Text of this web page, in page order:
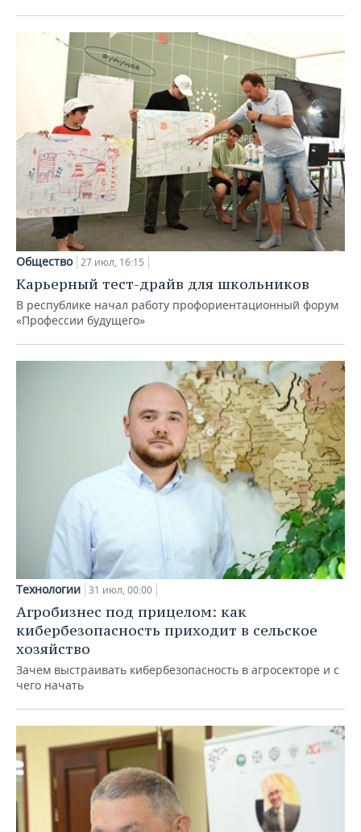
Общество 27 июл, 16:15
Карьерный тест-драйв для школьников
В республике начал работу профориентационный форум
«Профессии будущего»
Технологии 31 июл, 00:00
Агробизнес под прицелом: как
кибербезопасность приходит в сельское
хозяйство
Зачем выстраивать кибербезопасность в агросекторе и с
чего начать